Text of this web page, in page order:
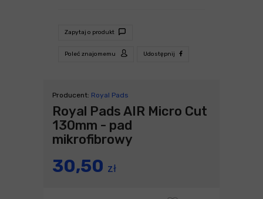
Zapytaj o produkt
Poleć znajomemu Udostępnij
Producent: Royal Pads
Royal Pads AIR Micro Cut
130mm - pad
mikrofibrowy
30,50 zł